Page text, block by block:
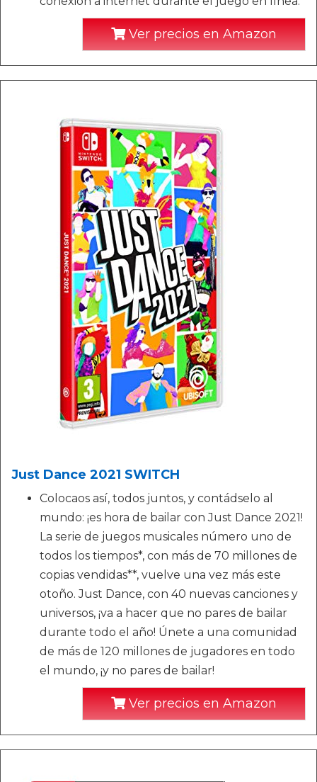
Ver precios en Amazon
Just Dance 2021 SWITCH
Colocaos así, todos juntos, y contádselo al
mundo: ¡es hora de bailar con Just Dance 2021!
La serie de juegos musicales número uno de
todos los tiempos*, con más de 70 millones de
copias vendidas**, vuelve una vez más este
otoño. Just Dance, con 40 nuevas canciones y
universos, ¡va a hacer que no pares de bailar
durante todo el año! Únete a una comunidad
de más de 120 millones de jugadores en todo
el mundo, ¡y no pares de bailar!
Ver precios en Amazon